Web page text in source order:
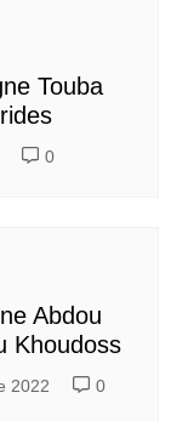
Touba
0
Abdou
Khoudoss
2022 0